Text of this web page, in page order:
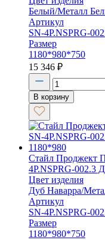
Белый/Металл
Артикул
SN-4P.NSPRG-
Размер
1180*980*750
15 346 ₽
В корзину
Стайл Проджект
4P.NSPRG-002.3
Цвет изделия
Дуб Наварра/
Артикул
SN-4P.NSPRG-
Размер
1180*980*750